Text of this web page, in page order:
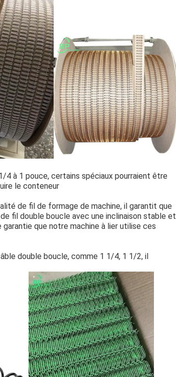
4 à 1 pouce, certains spéciaux pourraient être
le conteneur
de fil de formage de machine, il garantit que
fil double boucle avec une inclinaison stable et
que notre machine à lier utilise ces
double boucle, comme 1 1/4, 1 1/2, il